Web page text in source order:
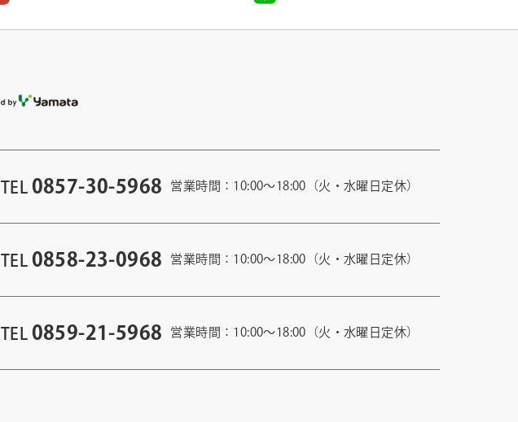
TEL 0857-30-5968 営業時間：10:00〜18:00（火・水曜日定休）
TEL 0858-23-0968 営業時間：10:00〜18:00（火・水曜日定休）
TEL 0859-21-5968 営業時間：10:00〜18:00（火・水曜日定休）